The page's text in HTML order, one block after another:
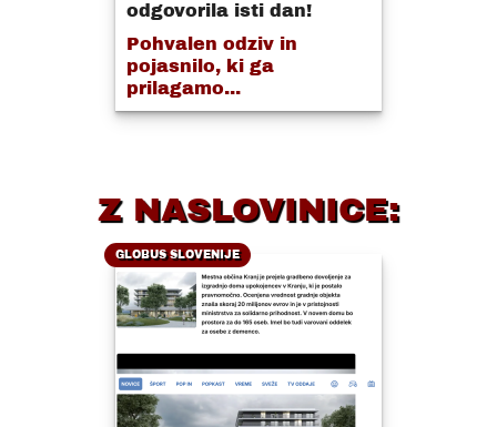
odgovorila isti dan!
Pohvalen odziv in
pojasnilo, ki ga
prilagamo...
Z NASLOVINICE:
GLOBUS SLOVENIJE